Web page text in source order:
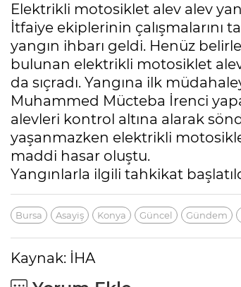
Elektrikli motosiklet alev alev
İtfaiye ekiplerinin çalışmalarını
yangın ihbarı geldi. Henüz
bulunan elektrikli motosiklet alev
da sıçradı. Yangına ilk
Muhammed Mücteba İrenci
alevleri kontrol altına alarak
yaşanmazken elektrikli
maddi hasar oluştu.
Yangınlarla ilgili tahkikat
Bursa Asayiş Konya Güncel Gündem
Kaynak: İHA